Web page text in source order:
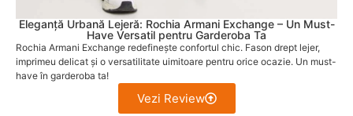
Eleganță Urbană Lejeră: Rochia Armani Exchange – Un Must-
Have Versatil pentru Garderoba Ta
Rochia Armani Exchange redefinește confortul chic. Fason drept lejer,
imprimeu delicat și o versatilitate uimitoare pentru orice ocazie. Un must-
have în garderoba ta!
Vezi Review